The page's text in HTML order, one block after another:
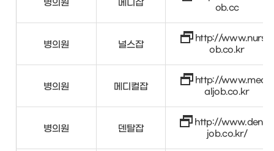
ob.cc
병의원 널스잡
http://www.nursej
ob.co.kr
병의원 메디컬잡
http://www.medic
aljob.co.kr
병의원 덴탈잡
http://www.dental
job.co.kr/